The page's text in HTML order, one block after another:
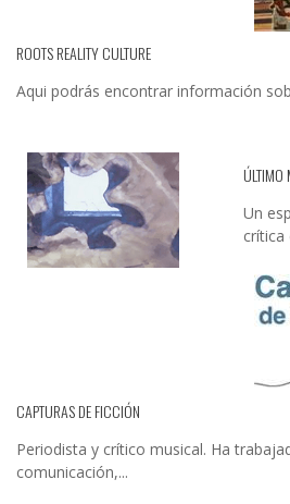
ROOTS REALITY CULTURE
Aqui podrás encontrar información
ÚLTIMO
Un
crítica
CAPTURAS DE FICCIÓN
Periodista y crítico musical. Ha
comunicación,...